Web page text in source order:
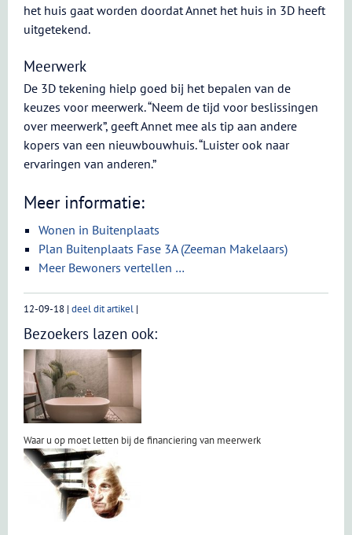
het huis gaat worden doordat Annet het huis in 3D heeft
uitgetekend.
Meerwerk
De 3D tekening hielp goed bij het bepalen van de
keuzes voor meerwerk. “Neem de tijd voor beslissingen
over meerwerk”, geeft Annet mee als tip aan andere
kopers van een nieuwbouwhuis. “Luister ook naar
ervaringen van anderen.”
Meer informatie:
Wonen in Buitenplaats
Plan Buitenplaats Fase 3A (Zeeman Makelaars)
Meer Bewoners vertellen …
12-09-18 | deel dit artikel |
Bezoekers lazen ook:
Waar u op moet letten bij de financiering van meerwerk